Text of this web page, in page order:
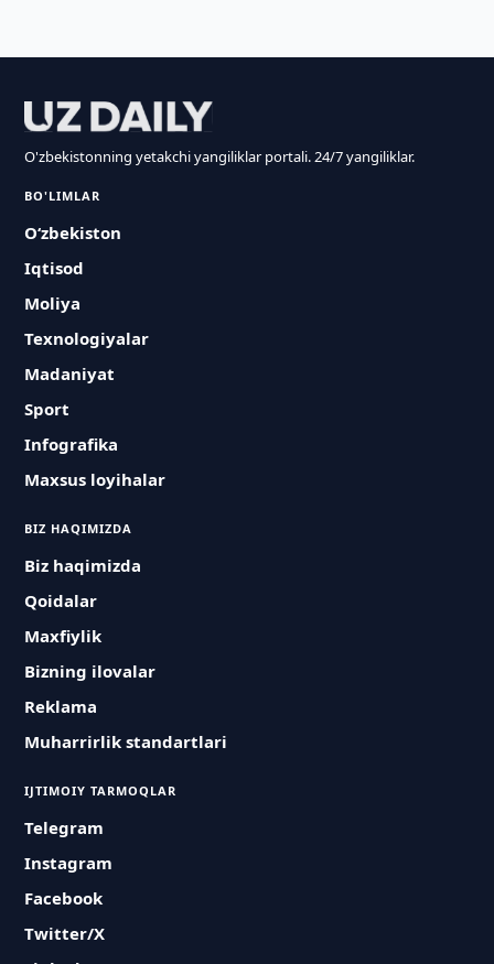
O'zbekistonning yetakchi yangiliklar portali. 24/7 yangiliklar.
BO'LIMLAR
O‘zbekiston
Iqtisod
Moliya
Texnologiyalar
Madaniyat
Sport
Infografika
Maxsus loyihalar
BIZ HAQIMIZDA
Biz haqimizda
Qoidalar
Maxfiylik
Bizning ilovalar
Reklama
Muharrirlik standartlari
IJTIMOIY TARMOQLAR
Telegram
Instagram
Facebook
Twitter/X